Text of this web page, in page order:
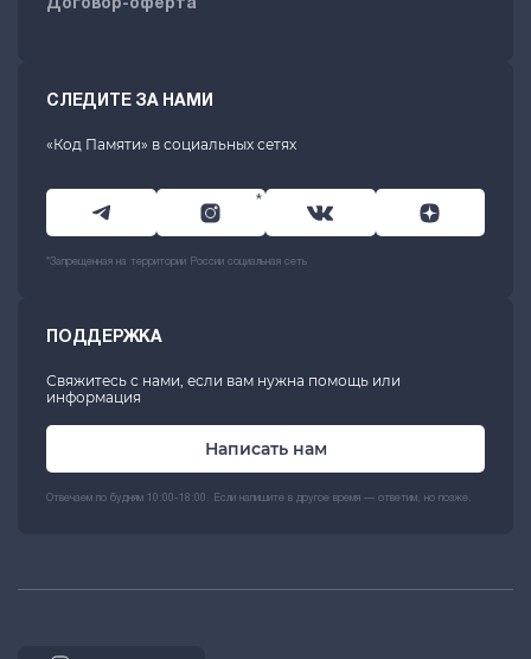
Договор-оферта
СЛЕДИТЕ ЗА НАМИ
«Код Памяти» в социальных сетях
*
*Запрещенная на территории России социальная сеть
ПОДДЕРЖКА
Свяжитесь с нами, если вам нужна помощь или
информация
Написать нам
Отвечаем по будням 10:00-18:00. Если напишите в другое время — ответим, но позже.